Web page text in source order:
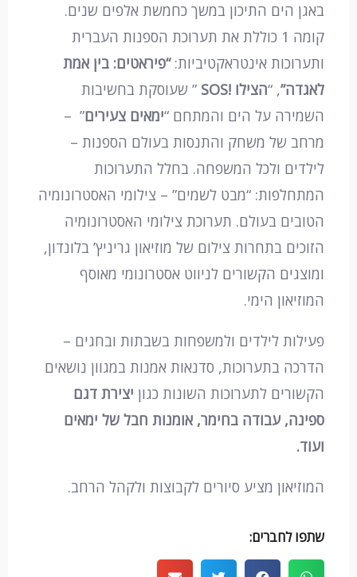
באגן הים התיכון במשך כחמשת אלפים שנים.
קומה 1 כוללת את תערוכת הספנות העברית
ותערוכות אינטראקטיביות:“פיראטים: בין אמת
לאגדה”, “הצילו !SOS
” שעוסקת בחשיבות
השמירה על הים והמתחם “ימאים צעירים” –
מרחב של משחק והתנסות בעולם הספנות –
לילדים ולכל המשפחה. בחלל התערוכות
המתחלפות: “מבט לשמים” – צילומי האסטרונומיה
הטובים בעולם. תערוכת צילומי האסטרונומיה
הזוכים בתחרות צילום של מוזיאון גריניץ’ בלונדון,
ומוצגים הקשורים לניווט אסטרונומי מאוסף
המוזיאון הימי.
פעילות לילדים ולמשפחות בשבתות ובחגים –
הדרכה בתערוכות, סדנאות אמנות במגוון נושאים
הקשורים לתערוכות השונות כגון יצירת דגם
ספינה, עבודה בחימר, אומנות חבל של ימאים
ועוד.
המוזיאון מציע סיורים לקבוצות ולקהל הרחב.
שתפו לחברים: